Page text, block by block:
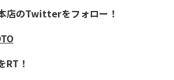
店のTwitterをフォロー！
！